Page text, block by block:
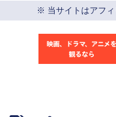
※ 当サイトはアフ